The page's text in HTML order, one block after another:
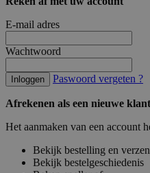
E-mail adres
Wachtwoord
Inloggen Paswoord vergeten ?
Afrekenen als een nieuwe klant
Het aanmaken van een account
Bekijk bestelling en
Bekijk bestelgeschiedenis